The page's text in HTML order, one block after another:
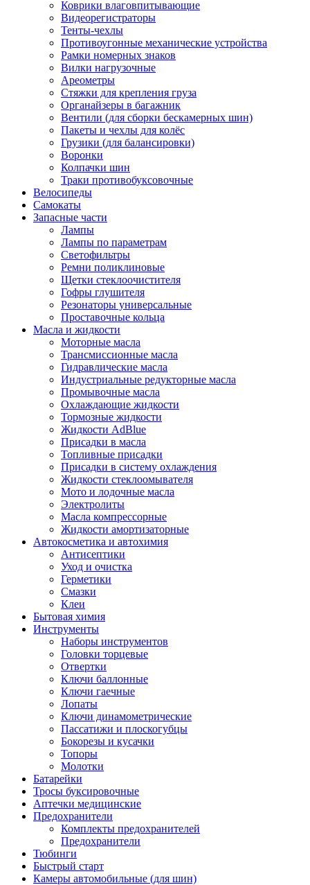
Коврики влаговпитывающие
Видеорегистраторы
Тенты-чехлы
Противоугонные механические устройства
Рамки номерных знаков
Вилки нагрузочные
Ареометры
Стяжки для крепления груза
Органайзеры в багажник
Вентили (для сборки бескамерных шин)
Пакеты и чехлы для колёс
Грузики (для балансировки)
Воронки
Колпачки шин
Траки противобуксовочные
Велосипеды
Самокаты
Запасные части
Лампы
Лампы по параметрам
Светофильтры
Ремни поликлиновые
Щетки стеклоочистителя
Гофры глушителя
Резонаторы универсальные
Проставочные кольца
Масла и жидкости
Моторные масла
Трансмиссионные масла
Гидравлические масла
Индустриальные редукторные масла
Промывочные масла
Охлаждающие жидкости
Тормозные жидкости
Жидкости AdBlue
Присадки в масла
Топливные присадки
Присадки в систему охлаждения
Жидкости стеклоомывателя
Мото и лодочные масла
Электролиты
Масла компрессорные
Жидкости амортизаторные
Автокосметика и автохимия
Антисептики
Уход и очистка
Герметики
Смазки
Клеи
Бытовая химия
Инструменты
Наборы инструментов
Головки торцевые
Отвертки
Ключи баллонные
Ключи гаечные
Лопаты
Ключи динамометрические
Пассатижи и плоскогубцы
Бокорезы и кусачки
Топоры
Молотки
Батарейки
Тросы буксировочные
Аптечки медицинские
Предохранители
Комплекты предохранителей
Предохранители
Тюбинги
Быстрый старт
Камеры автомобильные (для шин)